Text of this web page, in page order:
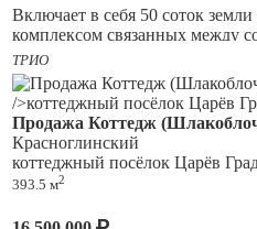
Включает в себя 50 соток
комплексом связанных между
участка, участок крайний.
Комплекс включает в себя два
отапливаемый, позволяющие по
сельхозтехнике, а также жилой
На участке скважина, колодец,
выгребная яма, электричество
ТРИО
Продажа Коттедж
Красноглинский
коттеджный посёлок Царёв
393.5 м2